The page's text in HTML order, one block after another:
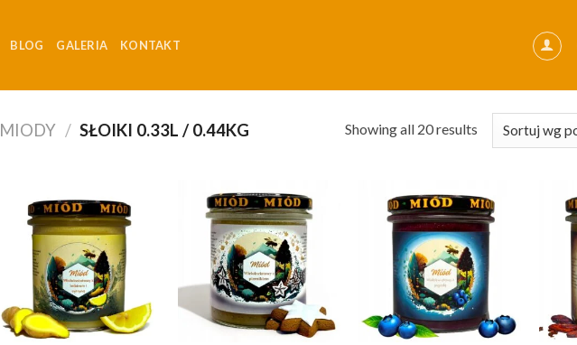
BLOG GALERIA KONTAKT
MIODY / SŁOIKI 0.33L / 0.44KG Showing all 20 results
Add to
Wishlist
+
Add to
Wishlist
Add to
Wishlist
+ +